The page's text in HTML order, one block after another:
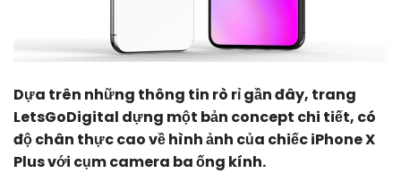
Dựa trên những thông tin rò rỉ gần đây, trang
LetsGoDigital dựng một bản concept chi tiết, có
độ chân thực cao về hình ảnh của chiếc iPhone X
Plus với cụm camera ba ống kính.